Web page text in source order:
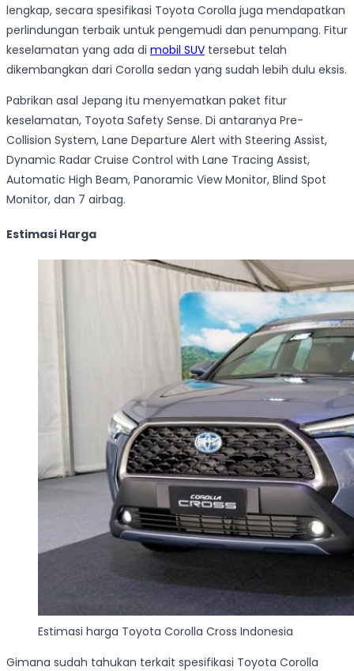
lengkap, secara spesifikasi Toyota Corolla juga mendapatkan
perlindungan terbaik untuk pengemudi dan penumpang. Fitur
keselamatan yang ada di mobil SUV tersebut telah
dikembangkan dari Corolla sedan yang sudah lebih dulu eksis.
Pabrikan asal Jepang itu menyematkan paket fitur
keselamatan, Toyota Safety Sense. Di antaranya Pre-
Collision System, Lane Departure Alert with Steering Assist,
Dynamic Radar Cruise Control with Lane Tracing Assist,
Automatic High Beam, Panoramic View Monitor, Blind Spot
Monitor, dan 7 airbag.
Estimasi Harga
Estimasi harga Toyota Corolla Cross Indonesia
Gimana sudah tahukan terkait spesifikasi Toyota Corolla